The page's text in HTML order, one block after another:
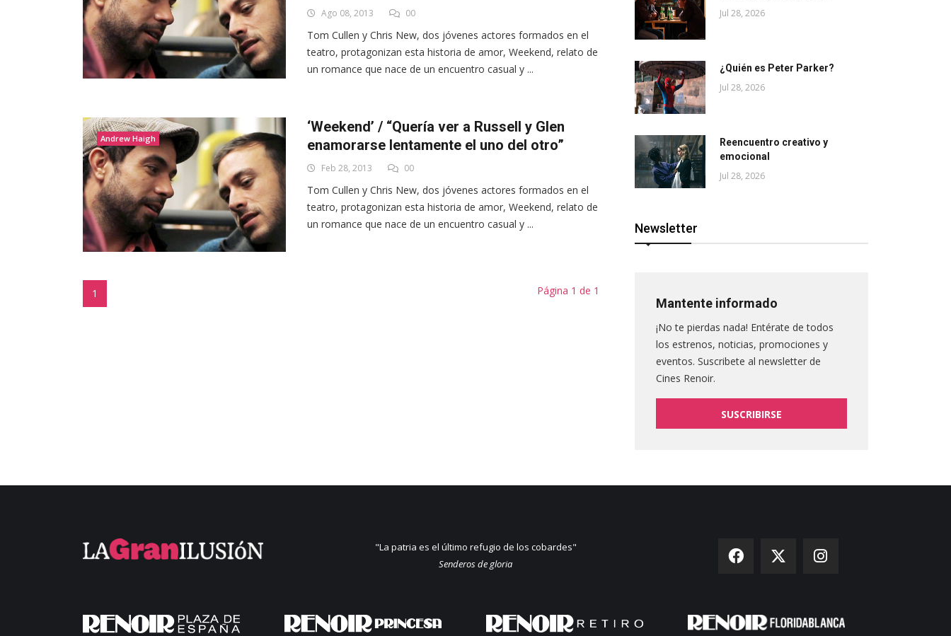
Ago 08, 2013 00
Tom Cullen y Chris New, dos jóvenes actores formados en el
teatro, protagonizan esta historia de amor, Weekend, relato de
un romance que nace de un encuentro casual y ...
Andrew Haigh
‘Weekend’ / “Quería ver a Russell y Glen
enamorarse lentamente el uno del otro”
Feb 28, 2013 00
Tom Cullen y Chris New, dos jóvenes actores formados en el
teatro, protagonizan esta historia de amor, Weekend, relato de
un romance que nace de un encuentro casual y ...
1 Página 1 de 1
Jul 28, 2026
¿Quién es Peter Parker?
Jul 28, 2026
Reencuentro creativo y
emocional
Jul 28, 2026
Newsletter
Mantente informado
¡No te pierdas nada! Entérate de todos
los estrenos, noticias, promociones y
eventos. Suscribete al newsletter de
Cines Renoir.
SUSCRIBIRSE
"La patria es el último refugio de los cobardes"
Senderos de gloria